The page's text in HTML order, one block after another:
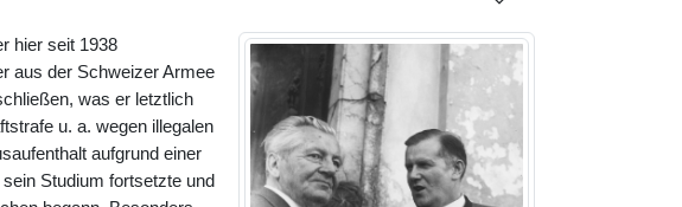
hier seit 1938
aus der Schweizer Armee
was er letztlich
u. a. wegen illegalen
aufgrund einer
Studium fortsetzte und